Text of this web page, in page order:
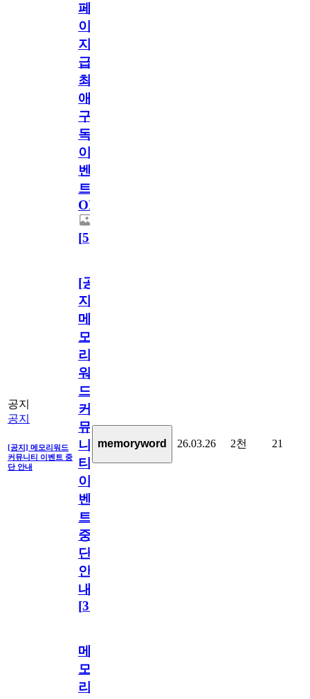
페
이
지
급!
최
애
구
독
이
벤
트
OPEN!
[5]
공지
공지
[공지] 메모리워드
커뮤니티 이벤트 중
단 안내
[공
지]
메
모
리
워
드
커
뮤
니
티
이
벤
트
중
단
안
내
[31
memoryword 26.03.26 2천 21
메
모
리